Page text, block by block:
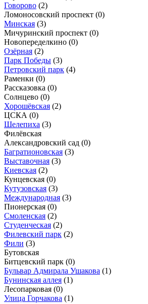
Говорово (2)
Ломоносовский проспект (0)
Минская (3)
Мичуринский проспект (0)
Новопеределкино (0)
Озёрная (2)
Парк Победы (3)
Петровский парк (4)
Раменки (0)
Рассказовка (0)
Солнцево (0)
Хорошёвская (2)
ЦСКА (0)
Шелепиха (3)
Филёвская
Александровский сад (0)
Багратионовская (3)
Выставочная (3)
Киевская (2)
Кунцевская (0)
Кутузовская (3)
Международная (3)
Пионерская (0)
Смоленская (2)
Студенческая (2)
Филевский парк (2)
Фили (3)
Бутовская
Битцевский парк (0)
Бульвар Адмирала Ушакова (1)
Бунинская аллея (1)
Лесопарковая (0)
Улица Горчакова (1)